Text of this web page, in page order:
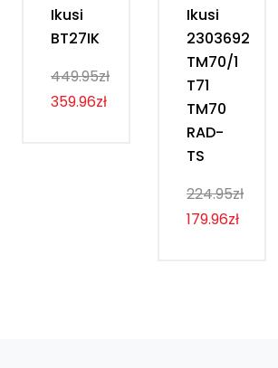
Ikusi
BT27IK
449.95zł
359.96zł
Ikusi
2303692
TM70/1
T71
TM70
RAD-
TS
224.95zł
179.96zł